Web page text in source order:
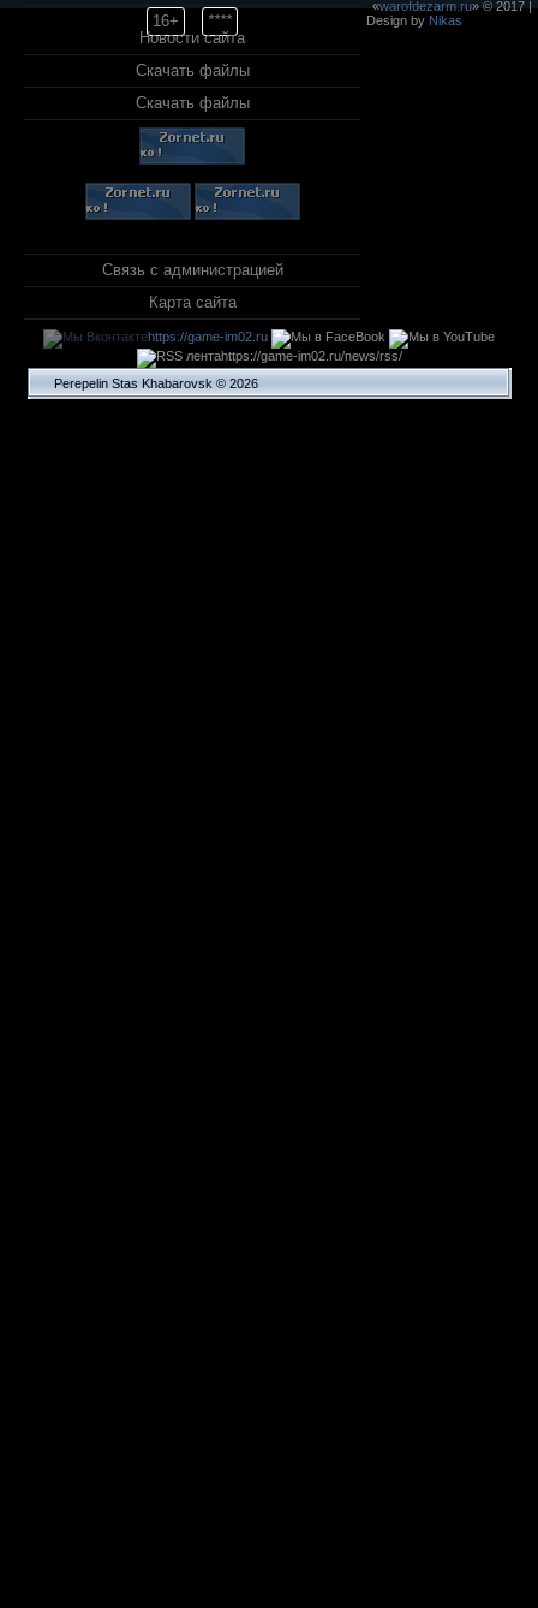
16+
****
Новости сайта
Скачать файлы
Скачать файлы
Связь с администрацией
Карта сайта
«warofdezarm.ru» © 2017 |
Design by Nikas
https://game-im02.ru
https://game-im02.ru/news/rss/
Perepelin Stas Khabarovsk © 2026